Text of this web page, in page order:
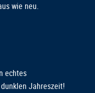
wie neu.
echtes
Jahreszeit!